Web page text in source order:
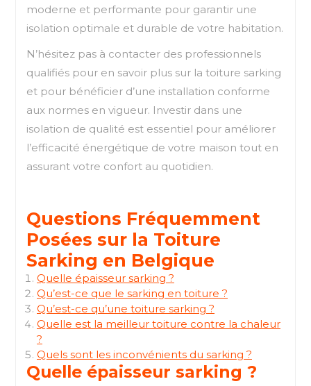
moderne et performante pour garantir une
isolation optimale et durable de votre habitation.
N’hésitez pas à contacter des professionnels
qualifiés pour en savoir plus sur la toiture sarking
et pour bénéficier d’une installation conforme
aux normes en vigueur. Investir dans une
isolation de qualité est essentiel pour améliorer
l’efficacité énergétique de votre maison tout en
assurant votre confort au quotidien.
Questions Fréquemment
Posées sur la Toiture
Sarking en Belgique
Quelle épaisseur sarking ?
Qu’est-ce que le sarking en toiture ?
Qu’est-ce qu’une toiture sarking ?
Quelle est la meilleur toiture contre la chaleur
?
Quels sont les inconvénients du sarking ?
Quelle épaisseur sarking ?